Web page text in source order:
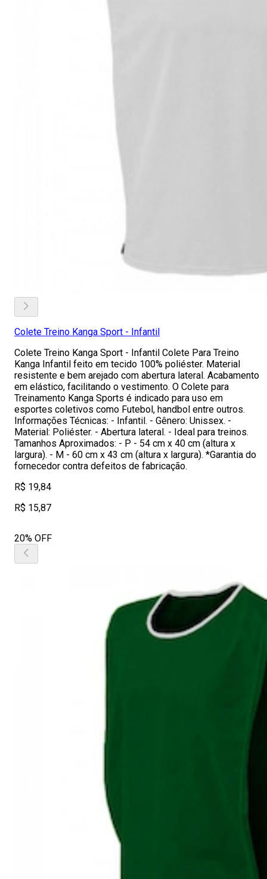
Colete Treino Kanga Sport - Infantil
Colete Treino Kanga Sport - Infantil Colete Para Treino
Kanga Infantil feito em tecido 100% poliéster. Material
resistente e bem arejado com abertura lateral. Acabamento
em elástico, facilitando o vestimento. O Colete para
Treinamento Kanga Sports é indicado para uso em
esportes coletivos como Futebol, handbol entre outros.
Informações Técnicas: - Infantil. - Gênero: Unissex. -
Material: Poliéster. - Abertura lateral. - Ideal para treinos.
Tamanhos Aproximados: - P - 54 cm x 40 cm (altura x
largura). - M - 60 cm x 43 cm (altura x largura). *Garantia do
fornecedor contra defeitos de fabricação.
R$ 19,84
R$ 15,87
20% OFF